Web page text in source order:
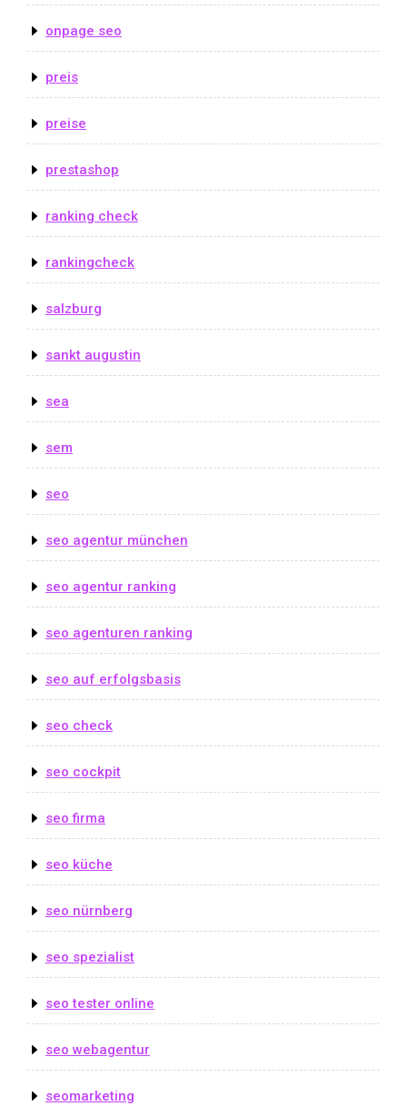
onpage seo
preis
preise
prestashop
ranking check
rankingcheck
salzburg
sankt augustin
sea
sem
seo
seo agentur münchen
seo agentur ranking
seo agenturen ranking
seo auf erfolgsbasis
seo check
seo cockpit
seo firma
seo küche
seo nürnberg
seo spezialist
seo tester online
seo webagentur
seomarketing